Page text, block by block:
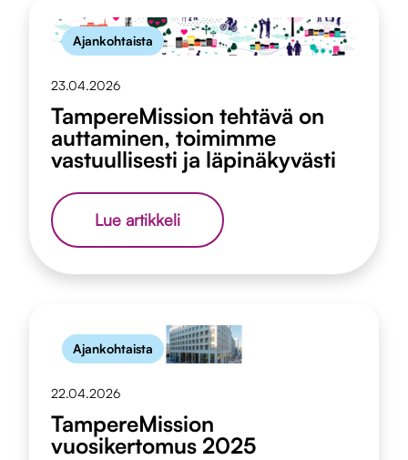
2026
Ajankohtaista
23.04.2026
TampereMission tehtävä on
auttaminen, toimimme
vastuullisesti ja läpinäkyvästi
Lue artikkeliTampereMission
tehtävä
on
auttaminen,
ja
läpinäkyvästi
Ajankohtaista
22.04.2026
TampereMission
vuosikertomus 2025